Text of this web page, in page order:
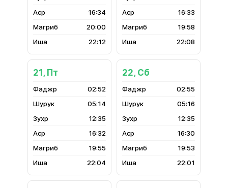
16:34
20:00
22:12
16:33
19:58
22:08
21, Пт
02:52
05:14
12:35
16:32
19:55
22:04
22, Сб
02:55
05:16
12:35
16:30
19:53
22:01